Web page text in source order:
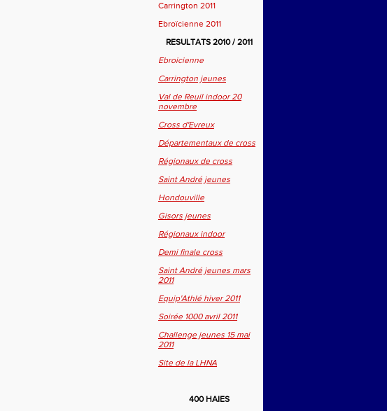
Carrington 2011
Ebroïcienne 2011
RESULTATS 2010 / 2011
Ebroicienne
Carrington jeunes
Val de Reuil indoor 20
novembre
Cross d'Evreux
Départementaux de cross
Régionaux de cross
Saint André jeunes
Hondouville
Gisors jeunes
Régionaux indoor
Demi finale cross
Saint André jeunes mars
2011
Equip'Athlé hiver 2011
Soirée 1000 avril 2011
Challenge jeunes 15 mai
2011
Site de la LHNA
400 HAIES